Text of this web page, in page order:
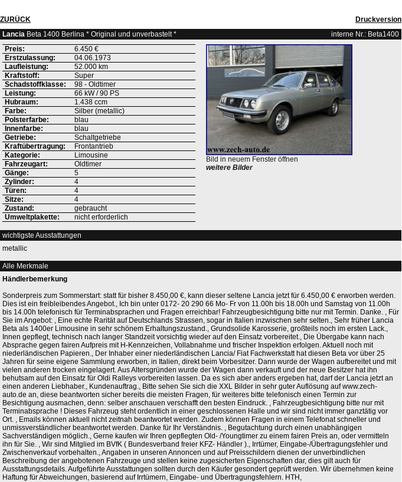
ZURÜCK
Druckversion
Lancia Beta 1400 Berlina * Original und unverbastelt *
interne Nr.: Beta1400
Preis:
6.450 €
Erstzulassung:
04.06.1973
Laufleistung:
52.000 km
Kraftstoff:
Super
Schadstoffklasse:
98 - Oldtimer
Leistung:
66 kW / 90 PS
Hubraum:
1.438 ccm
Farbe:
Silber (metallic)
Polsterfarbe:
blau
Innenfarbe:
blau
Getriebe:
Schaltgetriebe
Kraftübertragung:
Frontantrieb
Kategorie:
Limousine
Fahrzeugart:
Oldtimer
Gänge:
5
Zylinder:
4
Türen:
4
Sitze:
4
Zustand:
gebraucht
Umweltplakette:
nicht erforderlich
Bild in neuem Fenster öffnen
weitere Bilder
wichtigste Ausstattungen
metallic
Alle Merkmale
Händlerbemerkung
Sonderpreis zum Sommerstart: statt für bisher 8.450,00 €, kann dieser seltene Lancia jetzt für 6.450,00 € erworben werden.
Dies ist ein freibleibendes Angebot., Ich bin unter 0172- 20 290 66 Mo- Fr von 11.00h bis 18.00h und Samstag von 11.00h
bis 14.00h telefonisch für Terminabsprachen und Fragen erreichbar! Fahrzeugbesichtigung bitte nur mit Termin. Danke. , Für
Sie im Angebot: , Eine echte Rarität auf Deutschlands Strassen, sogar in Italien inzwischen sehr selten., Sehr früher Lancia
Beta als 1400er Limousine in sehr schönem Erhaltungszustand., Grundsolide Karosserie, großteils noch im ersten Lack.,
Innen gepflegt, technisch nach langer Standzeit vorsichtig wieder auf den Einsatz vorbereitet., Die Übergabe kann nach
Absprache gegen fairen Aufpreis mit H-Kennzeichen, Vollabnahme und frischer Inspektion erfolgen. Aktuell noch mit
niederländischen Papieren., Der Inhaber einer niederländischen Lancia/ Fiat Fachwerkstatt hat diesen Beta vor über 25
Jahren für seine eigene Sammlung erworben, in Italien, direkt beim Vorbesitzer. Dann wurde der Wagen aufbereitet und mit
vielen anderen trocken eingelagert. Aus Altersgründen wurde der Wagen dann verkauft und der neue Besitzer hat ihn
behutsam auf den Einsatz für Oldi Ralleys vorbereiten lassen. Da es sich aber anders ergeben hat, darf der Lancia jetzt an
einen anderen Liebhaber., Kundenauftrag., Bitte sehen Sie sich die XXL Bilder in sehr guter Auflösung auf www.zech-
auto.de an, diese beantworten sicher bereits die meisten Fragen, für weiteres bitte telefonisch einen Termin zur
Besichtigung ausmachen, denn: selber anschauen verschafft den besten Eindruck. , Fahrzeugbesichtigung bitte nur mit
Terminabsprache ! Dieses Fahrzeug steht ordentlich in einer geschlossenen Halle und wir sind nicht immer ganztätig vor
Ort. , Emails können aktuell nicht zeitnah beantwortet werden. Zudem können Fragen in einem Telefonat schneller und
unmissverständlicher beantwortet werden. Danke für Ihr Verständnis. , Begutachtung durch einen unabhängigen
Sachverständigen möglich., Gerne kaufen wir Ihren gepflegten Old- /Youngtimer zu einem fairen Preis an, oder vermitteln
ihn für Sie. , Wir sind Mitglied im BVfK ( Bundesverband freier KFZ- Händler )., Irrtümer, Eingabe-/Übertragungsfehler und
Zwischenverkauf vorbehalten., Angaben in unseren Annoncen und auf Preisschildern dienen der unverbindlichen
Beschreibung der angebotenen Fahrzeuge und stellen keine zugesicherten Eigenschaften dar, dies gilt auch für
Ausstattungsdetails. Aufgeführte Ausstattungen sollten durch den Käufer gesondert geprüft werden. Wir übernehmen keine
Haftung für Abweichungen, basierend auf Irrtümern, Eingabe- und Übertragungsfehlern. HTH,